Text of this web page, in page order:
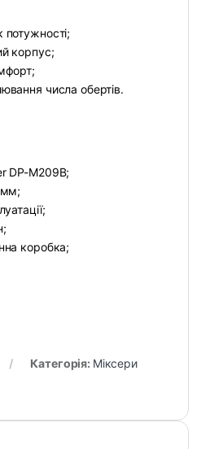
потужності;
корпус;
числа обертів.
DP-M209B;
мм;
коробка;
Категорія: Міксери